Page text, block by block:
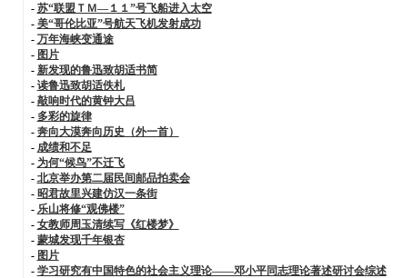
- 苏“联盟ＴＭ—１１”号飞船进入太空
- 美“哥伦比亚”号航天飞机发射成功
- 万年海峡变通途
- 图片
- 新发现的鲁迅致胡适书简
- 读鲁迅致胡适佚札
- 敲响时代的黄钟大吕
- 多彩的旋律
- 奔向大漠奔向历史（外一首）
- 成绩和不足
- 为何“候鸟”不迁飞
- 北京举办第二届民间邮品拍卖会
- 昭君故里兴建仿汉一条街
- 乐山将修“观佛楼”
- 女教师周玉清续写《红楼梦》
- 蒙城发现千年银杏
- 图片
- 学习研究有中国特色的社会主义理论——邓小平同志理论著述研讨会综述